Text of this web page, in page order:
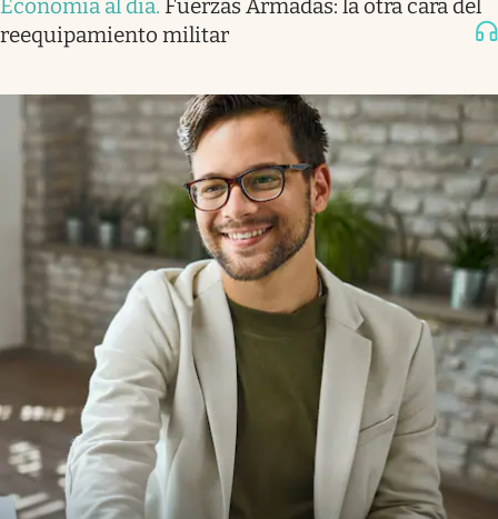
Economía al día. Fuerzas Armadas: la otra cara del
reequipamiento militar